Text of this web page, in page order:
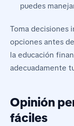
puedes
Toma decisiones
opciones antes
la educación
adecuadamente
Opinión
fáciles